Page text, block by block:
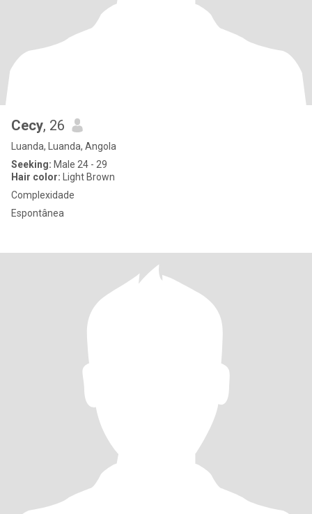
Cecy, 26
Luanda, Luanda, Angola
Seeking: Male 24 - 29
Hair color: Light Brown
Complexidade
Espontânea